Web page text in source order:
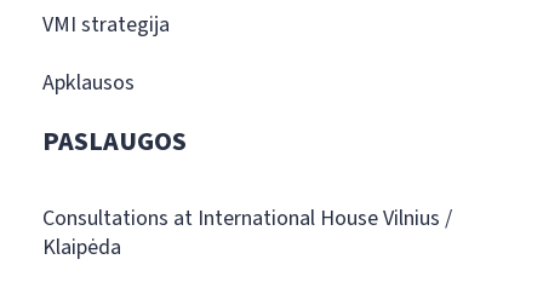
VMI strategija
Apklausos
PASLAUGOS
Consultations at International House Vilnius /
Klaipėda